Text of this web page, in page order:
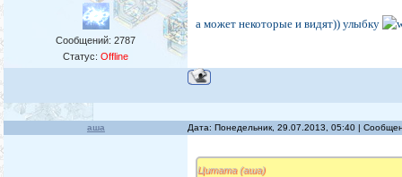
Сообщений:2787
Статус:Offline
а может некоторые и видят)) улыбку
аша Дата: Понедельник, 29.07.2013, 05:40 |
Цитата (аша)